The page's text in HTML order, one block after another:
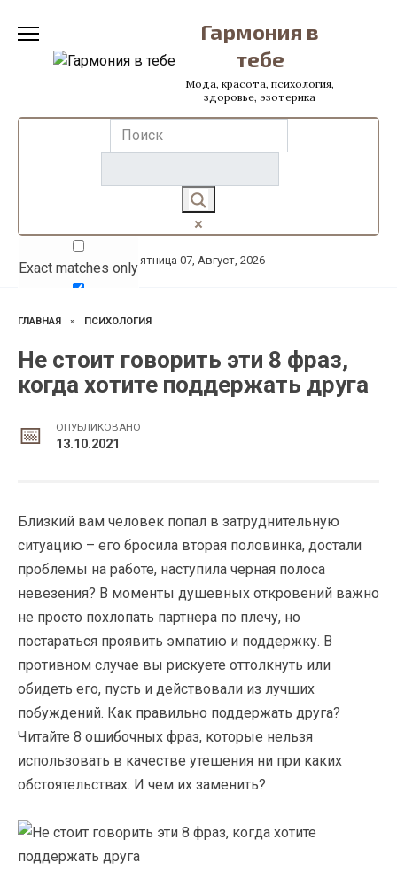
содержанию
Гармония в
тебе
Мода, красота, психология,
здоровье, эзотерика
Exact matches only
Search in content
Пятница 07, Август, 2026
ГЛАВНАЯ » ПСИХОЛОГИЯ
Не стоит говорить эти 8 фраз,
когда хотите поддержать друга
ОПУБЛИКОВАНО
13.10.2021
Близкий вам человек попал в затруднительную
ситуацию – его бросила вторая половинка, достали
проблемы на работе, наступила черная полоса
невезения? В моменты душевных откровений важно
не просто похлопать партнера по плечу, но
постараться проявить эмпатию и поддержку. В
противном случае вы рискуете оттолкнуть или
обидеть его, пусть и действовали из лучших
побуждений. Как правильно поддержать друга?
Читайте 8 ошибочных фраз, которые нельзя
использовать в качестве утешения ни при каких
обстоятельствах. И чем их заменить?